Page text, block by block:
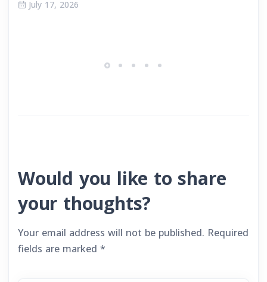
July 17, 2026
Would you like to share
your thoughts?
Your email address will not be published. Required
fields are marked *